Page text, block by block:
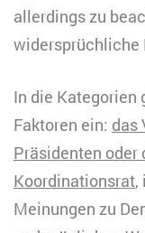
allerdings zu
widersprüchliche
In die Kategorien
Faktoren ein: das
Präsidenten
Koordinationsrat,
Meinungen zu